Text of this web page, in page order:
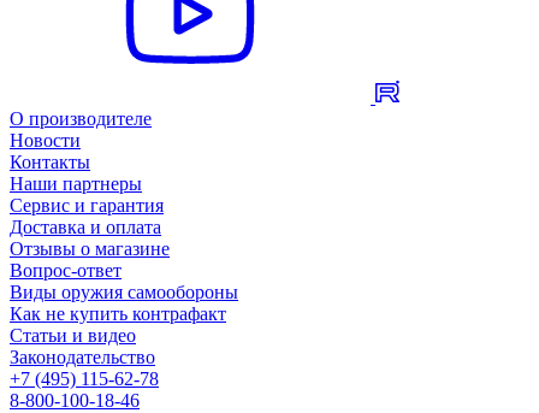
О производителе
Новости
Контакты
Наши партнеры
Сервис и гарантия
Доставка и оплата
Отзывы о магазине
Вопрос-ответ
Виды оружия самообороны
Как не купить контрафакт
Статьи и видео
Законодательство
+7 (495) 115-62-78
8-800-100-18-46